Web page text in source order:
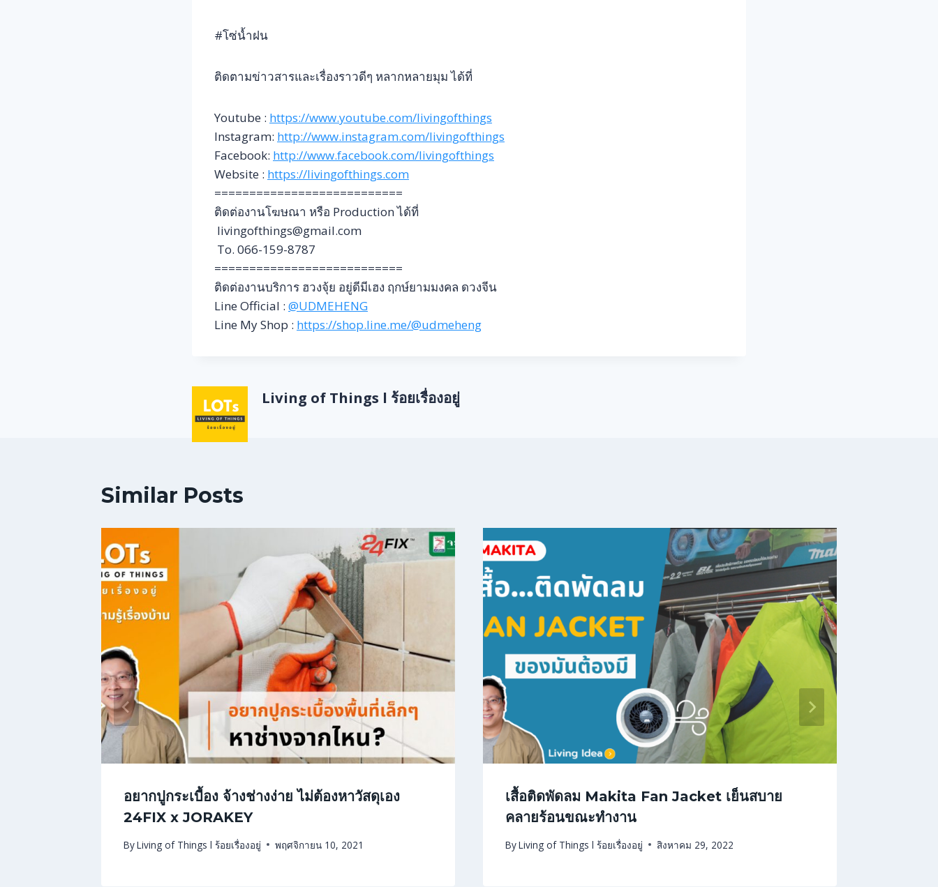
#โซ่น้ำฝน
ติดตามข่าวสารและเรื่องราวดีๆ หลากหลายมุม ได้ที่
Youtube : https://www.youtube.com/livingofthings
Instagram: http://www.instagram.com/livingofthings
Facebook: http://www.facebook.com/livingofthings
Website : https://livingofthings.com
===========================
ติดต่องานโฆษณา หรือ Production ได้ที่
livingofthings@gmail.com
To. 066-159-8787
===========================
ติดต่องานบริการ ฮวงจุ้ย อยู่ดีมีเฮง ฤกษ์ยามมงคล ดวงจีน
Line Official : @UDMEHENG
Line My Shop : https://shop.line.me/@udmeheng
Living of Things l ร้อยเรื่องอยู่
Similar Posts
อยากปูกระเบื้อง จ้างช่างง่าย ไม่ต้องหาวัสดุเอง
24FIX x JORAKEY
ByLiving of Things l ร้อยเรื่องอยู่ พฤศจิกายน 10, 2021
เสื้อติดพัดลม Makita Fan Jacket เย็นสบาย
คลายร้อนขณะทำงาน
ByLiving of Things l ร้อยเรื่องอยู่ สิงหาคม 29, 2022